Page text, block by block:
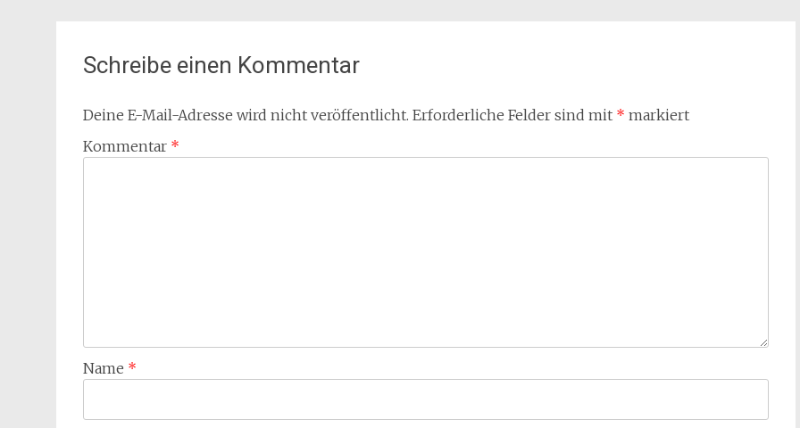
Schreibe einen Kommentar
Deine E-Mail-Adresse wird nicht veröffentlicht. Erforderliche Felder sind mit * markiert
Kommentar *
Name *